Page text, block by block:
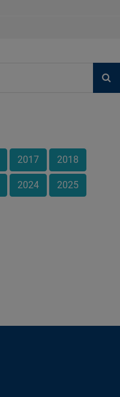
2017 2018
2024 2025